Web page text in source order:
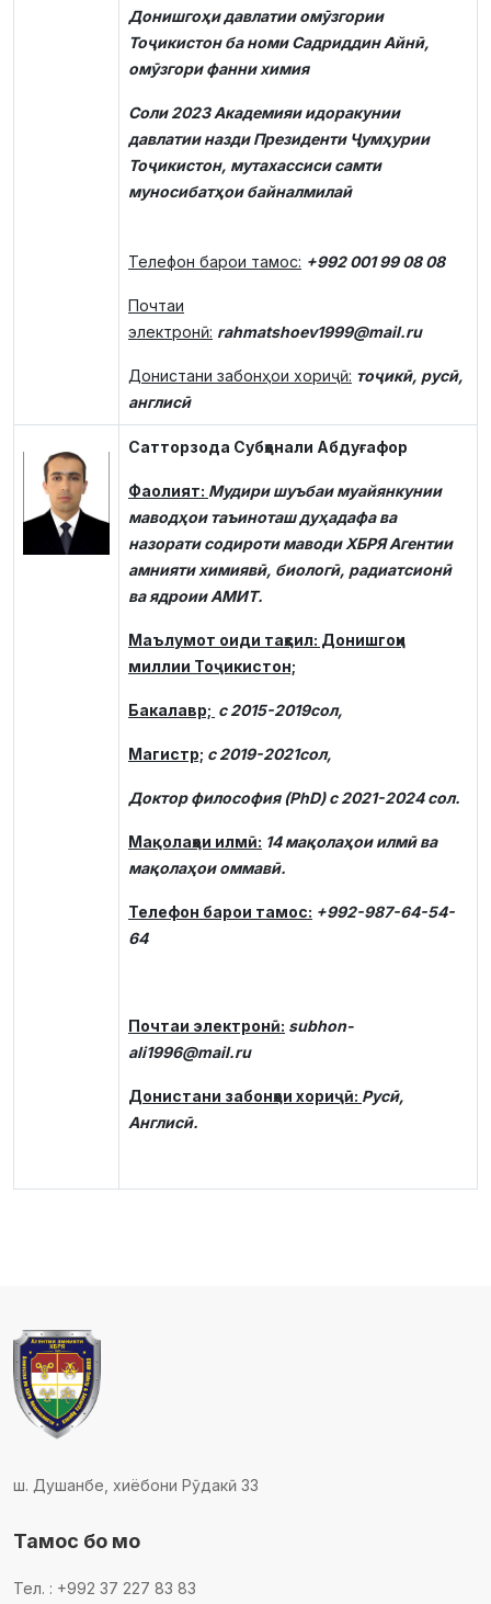
Донишгоҳи давлатии омӯзгории
Тоҷикистон ба номи Садриддин Айнӣ,
омӯзгори фанни химия
Соли 2023 Академияи идоракунии
давлатии назди Президенти Ҷумҳурии
Тоҷикистон, мутахассиси самти
муносибатҳои байналмилаӣ
Телефон барои тамос: +992 001 99 08 08
Почтаи
электронӣ: rahmatshoev1999@mail.ru
Донистани забонҳои хориҷӣ: тоҷикӣ, русӣ,
англисӣ
Сатторзода Субҳонали Абдуғафор
Фаолият: Мудири шуъбаи муайянкунии
маводҳои таъиноташ дуҳадафа ва
назорати содироти маводи ХБРЯ Агентии
амнияти химиявӣ, биологӣ, радиатсионӣ
ва ядроии АМИТ.
Маълумот оиди таҳсил: Донишгоҳи
миллии Тоҷикистон;
Бакалавр; с 2015-2019сол,
Магистр; с 2019-2021сол,
Доктор философия (PhD) с 2021-2024 сол.
Мақолаҳои илмӣ: 14 мақолаҳои илмӣ ва
мақолаҳои оммавӣ.
Телефон барои тамос: +992-987-64-54-
64
Почтаи электронӣ: subhon-
ali1996@mail.ru
Донистани забонҳои хориҷӣ: Русӣ,
Англисӣ.
ш. Душанбе, хиёбони Рӯдакӣ 33
Тамос бо мо
Тел. : +992 37 227 83 83